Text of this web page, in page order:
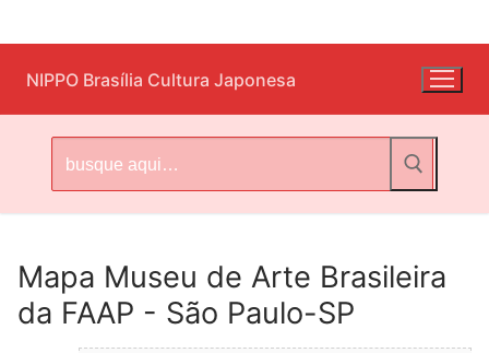
para
o
conteúdo
NIPPO Brasília Cultura Japonesa
por:
Mapa Museu de Arte Brasileira
da FAAP - São Paulo-SP